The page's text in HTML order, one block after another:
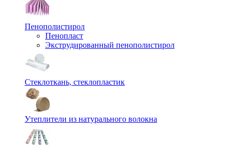
Пенополистирол
Пенопласт
Экструдированный пенополистирол
Стеклоткань, стеклопластик
Утеплители из натурального волокна